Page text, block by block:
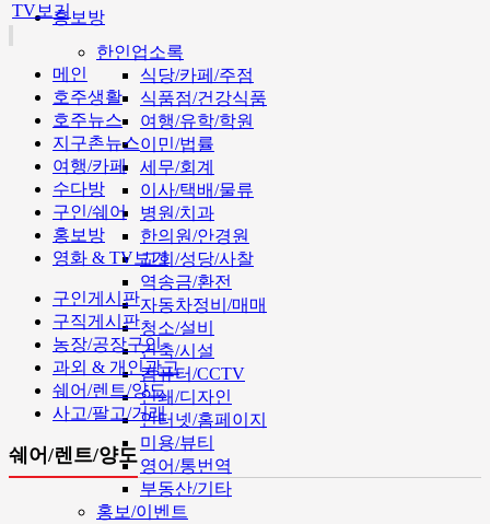
홍보방
한인업소록
식당/카페/주점
식품점/건강식품
여행/유학/학원
이민/법률
세무/회계
이사/택배/물류
병원/치과
한의원/안경원
교회/성당/사찰
역송금/환전
자동차정비/매매
청소/설비
건축/시설
컴퓨터/CCTV
인쇄/디자인
인터넷/홈페이지
미용/뷰티
영어/통번역
부동산/기타
홍보/이벤트
TV보기
메인
호주생활
호주뉴스
지구촌뉴스
여행/카페
수다방
구인/쉐어
홍보방
영화 & TV보기
구인게시판
구직게시판
농장/공장구인
과외 & 개인광고
쉐어/렌트/양도
사고/팔고/거래
쉐어/렌트/양도